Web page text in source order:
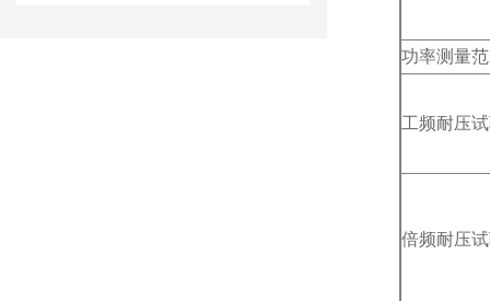
功率测量
工频耐压
倍频耐压